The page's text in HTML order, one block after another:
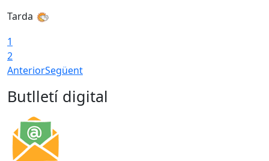
Tarda
1
2
AnteriorSegüent
Butlletí digital